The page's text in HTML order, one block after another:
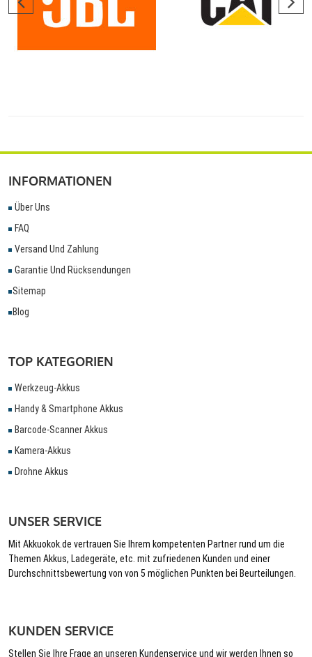
INFORMATIONEN
Über Uns
FAQ
Versand Und Zahlung
Garantie Und Rücksendungen
Sitemap
Blog
TOP KATEGORIEN
Werkzeug-Akkus
Handy & Smartphone Akkus
Barcode-Scanner Akkus
Kamera-Akkus
Drohne Akkus
UNSER SERVICE
Mit Akkuokok.de vertrauen Sie Ihrem kompetenten Partner rund um die
Themen Akkus, Ladegeräte, etc. mit zufriedenen Kunden und einer
Durchschnittsbewertung von von 5 möglichen Punkten bei Beurteilungen.
KUNDEN SERVICE
Stellen Sie Ihre Frage an unseren Kundenservice und wir werden Ihnen so